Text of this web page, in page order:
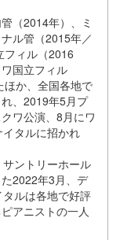
（2014年）、ミ
ル管（2015年／
フィル（2016
国立フィル
ほか、全国各地で
、2019年5月プ
ワ公演、8月にワ
タルに招かれ
ントリーホール
2022年3月、デ
ルは各地で好評
アニストの一人